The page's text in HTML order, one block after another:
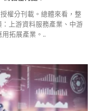
權分刊載。總體來看，整
上游資料服務產業、中游
拓展產業。..